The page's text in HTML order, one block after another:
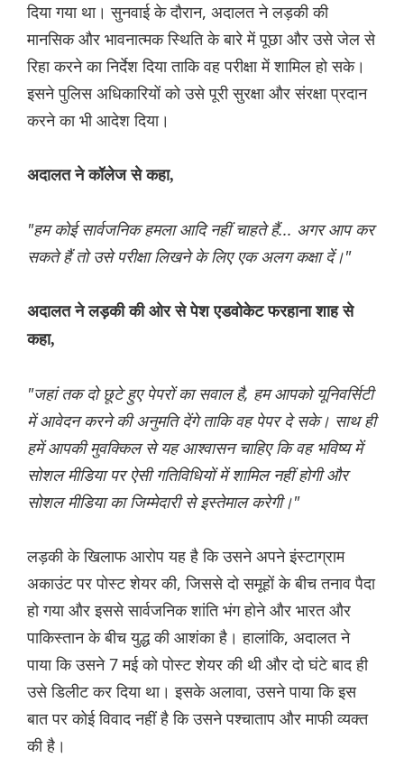
दिया गया था। सुनवाई के दौरान, अदालत ने लड़की की
मानसिक और भावनात्मक स्थिति के बारे में पूछा और उसे जेल से
रिहा करने का निर्देश दिया ताकि वह परीक्षा में शामिल हो सके।
इसने पुलिस अधिकारियों को उसे पूरी सुरक्षा और संरक्षा प्रदान
करने का भी आदेश दिया।
अदालत ने कॉलेज से कहा,
"हम कोई सार्वजनिक हमला आदि नहीं चाहते हैं... अगर आप कर
सकते हैं तो उसे परीक्षा लिखने के लिए एक अलग कक्षा दें।"
अदालत ने लड़की की ओर से पेश एडवोकेट फरहाना शाह से
कहा,
"जहां तक ​​दो छूटे हुए पेपरों का सवाल है, हम आपको यूनिवर्सिटी
में आवेदन करने की अनुमति देंगे ताकि वह पेपर दे सके। साथ ही
हमें आपकी मुवक्किल से यह आश्वासन चाहिए कि वह भविष्य में
सोशल मीडिया पर ऐसी गतिविधियों में शामिल नहीं होगी और
सोशल मीडिया का जिम्मेदारी से इस्तेमाल करेगी।"
लड़की के खिलाफ आरोप यह है कि उसने अपने इंस्टाग्राम
अकाउंट पर पोस्ट शेयर की, जिससे दो समूहों के बीच तनाव पैदा
हो गया और इससे सार्वजनिक शांति भंग होने और भारत और
पाकिस्तान के बीच युद्ध की आशंका है। हालांकि, अदालत ने
पाया कि उसने 7 मई को पोस्ट शेयर की थी और दो घंटे बाद ही
उसे डिलीट कर दिया था। इसके अलावा, उसने पाया कि इस
बात पर कोई विवाद नहीं है कि उसने पश्चाताप और माफी व्यक्त
की है।